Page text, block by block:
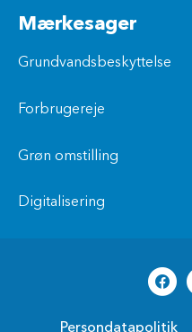
Mærkesager
Grundvandsbeskyttelse
Forbrugereje
Grøn omstilling
Digitalisering
Persondatapolitik